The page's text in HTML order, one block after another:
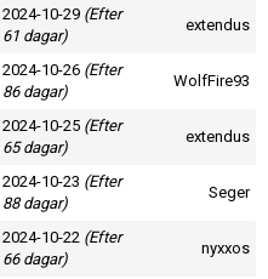
2024-10-29 (Efter
61 dagar)
extendus
2024-10-26 (Efter
86 dagar)
WolfFire93
2024-10-25 (Efter
65 dagar)
extendus
2024-10-23 (Efter
88 dagar)
Seger
2024-10-22 (Efter
66 dagar)
nyxxos